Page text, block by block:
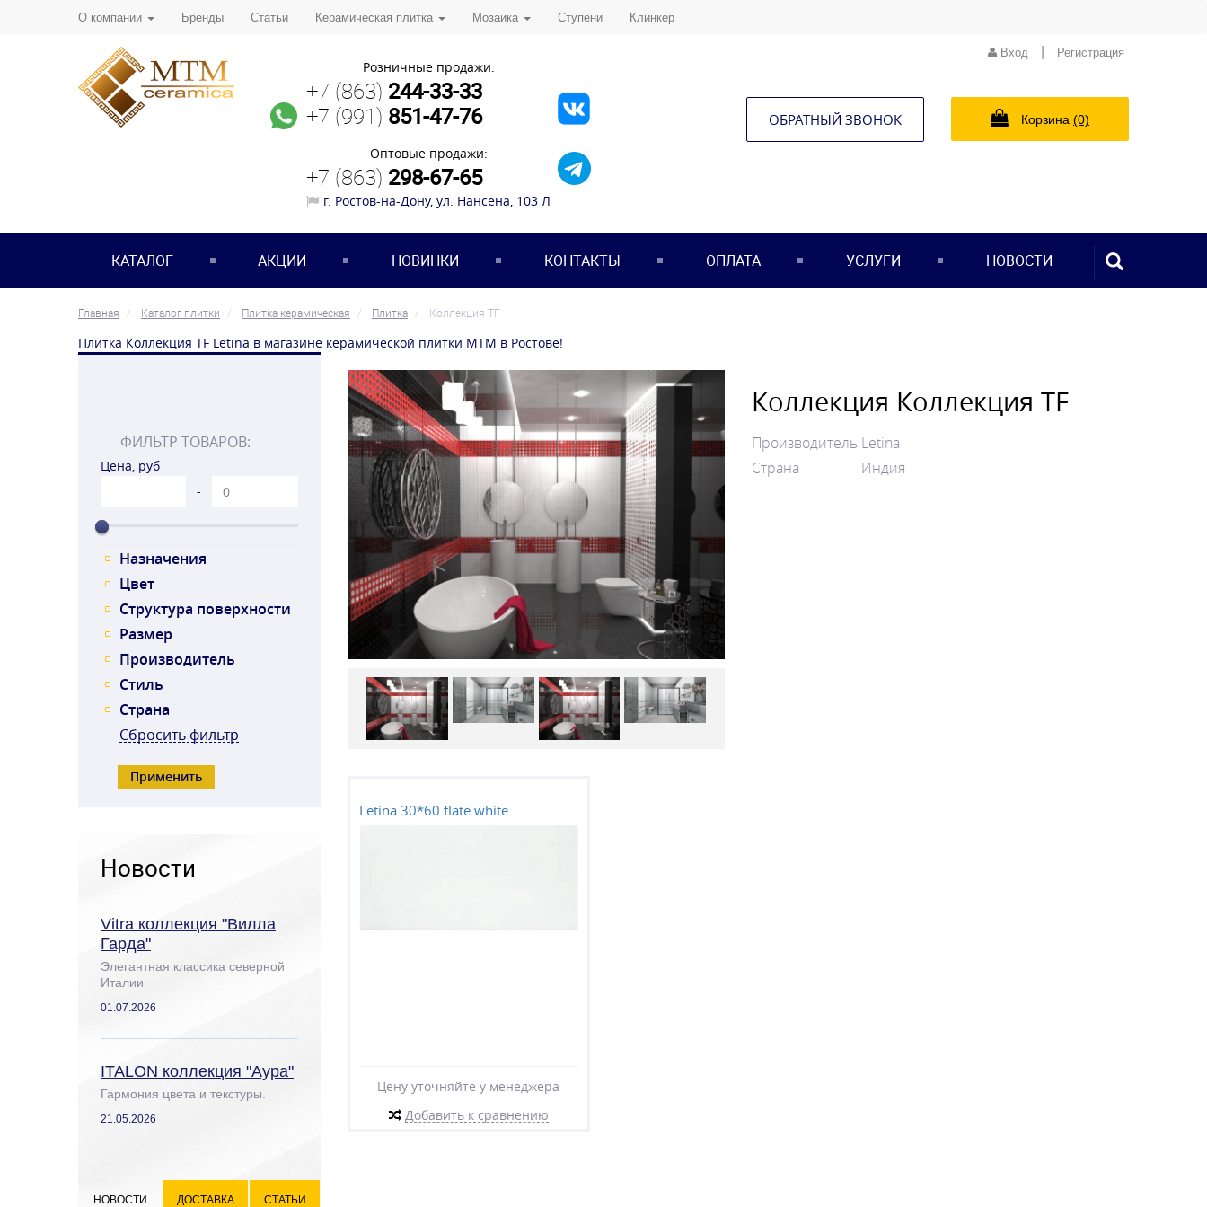
О компании Бренды Статьи Керамическая плитка Мозаика Ступени Клинкер
Вход Регистрация
Розничные продажи:
+7 (863) 244-33-33
+7 (991) 851-47-76
Оптовые продажи:
+7 (863) 298-67-65
г. Ростов-на-Дону, ул. Нансена, 103 Л
ОБРАТНЫЙ ЗВОНОК Корзина (0)
КАТАЛОГ АКЦИИ НОВИНКИ КОНТАКТЫ ОПЛАТА УСЛУГИ НОВОСТИ
Главная Каталог плитки Плитка керамическая Плитка Коллекция TF
Плитка Коллекция TF Letina в магазине керамической плитки МТМ в Ростове!
ФИЛЬТР ТОВАРОВ:
Цена, руб
-
Назначения
Цвет
Структура поверхности
Размер
Производитель
Стиль
Страна
Сбросить фильтр
Новости
Vitra коллекция "Вилла
Гарда"
Элегантная классика северной
Италии
01.07.2026
ITALON коллекция "Аура"
Гармония цвета и текстуры.
21.05.2026
НОВОСТИ ДОСТАВКА СТАТЬИ
Коллекция Коллекция TF
Производитель Letina
Страна
Индия
Letina 30*60 flate white
Цену уточняйте у менеджера
Добавить к сравнению